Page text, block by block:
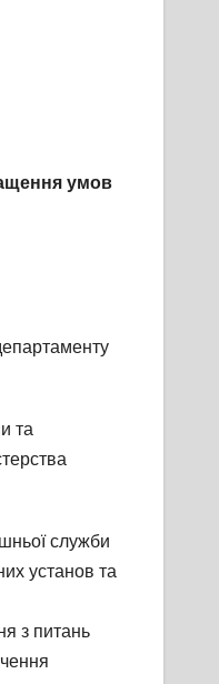
умов
та
служби
установ та
з питань